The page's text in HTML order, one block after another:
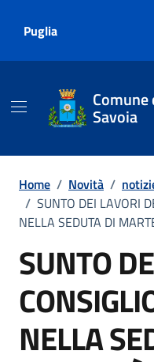
Puglia
Savoia
Home / Novità /
/ SUNTO DEI LAVORI
NELLA SEDUTA DI
SUNTO
NELLA